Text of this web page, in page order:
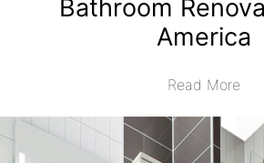
Bathroom
America
Read More